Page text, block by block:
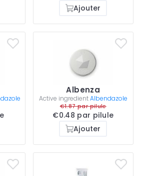
Ajouter
Albenza
Active ingredientAlbendazole
€1.87 par pilule
€0.48 par pilule
Ajouter